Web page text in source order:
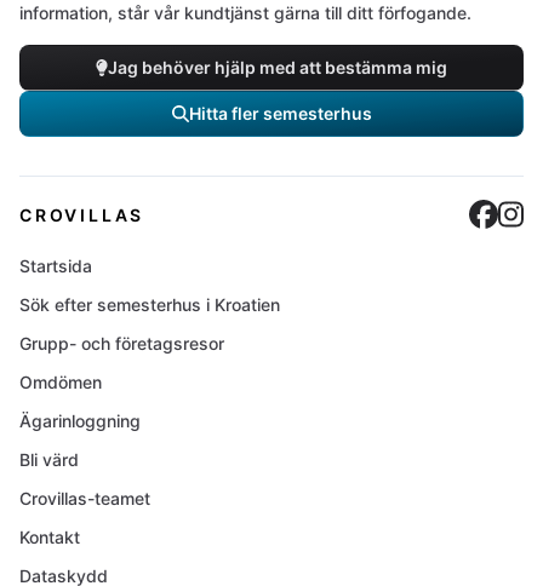
information, står vår kundtjänst gärna till ditt förfogande.
Jag behöver hjälp med att bestämma mig
Hitta fler semesterhus
CROVILLAS
Startsida
Sök efter semesterhus i Kroatien
Grupp- och företagsresor
Omdömen
Ägarinloggning
Bli värd
Crovillas-teamet
Kontakt
Dataskydd